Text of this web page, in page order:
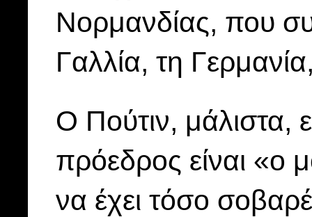
Νορμανδίας, που
Γαλλία, τη
Ο Πούτιν, μάλιστα,
πρόεδρος είναι «ο
να έχει τόσο